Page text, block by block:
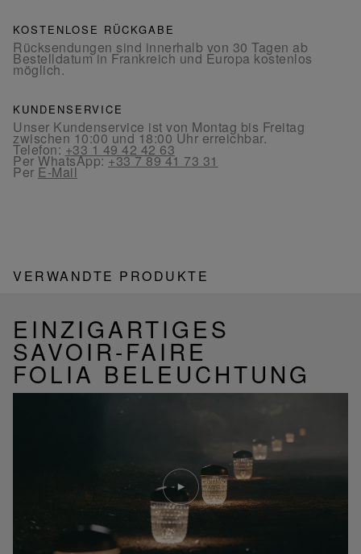
KOSTENLOSE RÜCKGABE
Rücksendungen sind innerhalb von 30 Tagen ab
Bestelldatum in Frankreich und Europa kostenlos
möglich.
KUNDENSERVICE
Unser Kundenservice ist von Montag bis Freitag
zwischen 10:00 und 18:00 Uhr erreichbar.
Telefon:+33 1 49 42 42 63
Per WhatsApp:+33 7 89 41 73 31
Per E-Mail
VERWANDTE PRODUKTE
EINZIGARTIGES
SAVOIR-FAIRE
FOLIA BELEUCHTUNG
Video
abspielen
YouTube-
Video,
Folia
Mini-